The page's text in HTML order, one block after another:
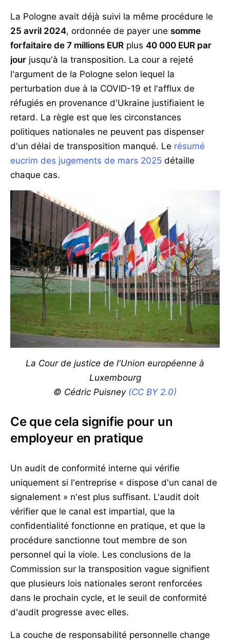
La Pologne avait déjà suivi la même procédure le
25 avril 2024, ordonnée de payer une somme
forfaitaire de 7 millions EUR plus 40 000 EUR par
jour jusqu'à la transposition. La cour a rejeté
l'argument de la Pologne selon lequel la
perturbation due à la COVID-19 et l'afflux de
réfugiés en provenance d'Ukraine justifiaient le
retard. La règle est que les circonstances
politiques nationales ne peuvent pas dispenser
d'un délai de transposition manqué. Le résumé
eucrim des jugements de mars 2025 détaille
chaque cas.
La Cour de justice de l'Union européenne à
Luxembourg
© Cédric Puisney (CC BY 2.0)
Ce que cela signifie pour un
employeur en pratique
Un audit de conformité interne qui vérifie
uniquement si l'entreprise « dispose d'un canal de
signalement » n'est plus suffisant. L'audit doit
vérifier que le canal est impartial, que la
confidentialité fonctionne en pratique, et que la
procédure sanctionne tout membre de son
personnel qui la viole. Les conclusions de la
Commission sur la transposition vague signifient
que plusieurs lois nationales seront renforcées
dans le prochain cycle, et le seuil de conformité
d'audit progresse avec elles.
La couche de responsabilité personnelle change